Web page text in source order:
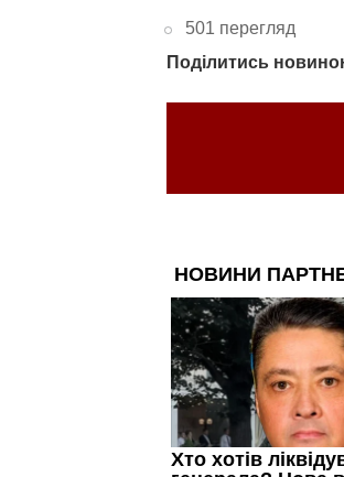
501 перегляд
Поділитись